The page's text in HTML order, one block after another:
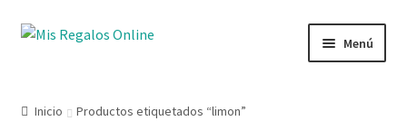
Menú
Inicio Productos etiquetados “limon”